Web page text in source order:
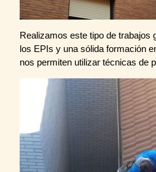
Realizamos este tipo de trabajos
los EPIs y una sólida formación
nos permiten utilizar técnicas de